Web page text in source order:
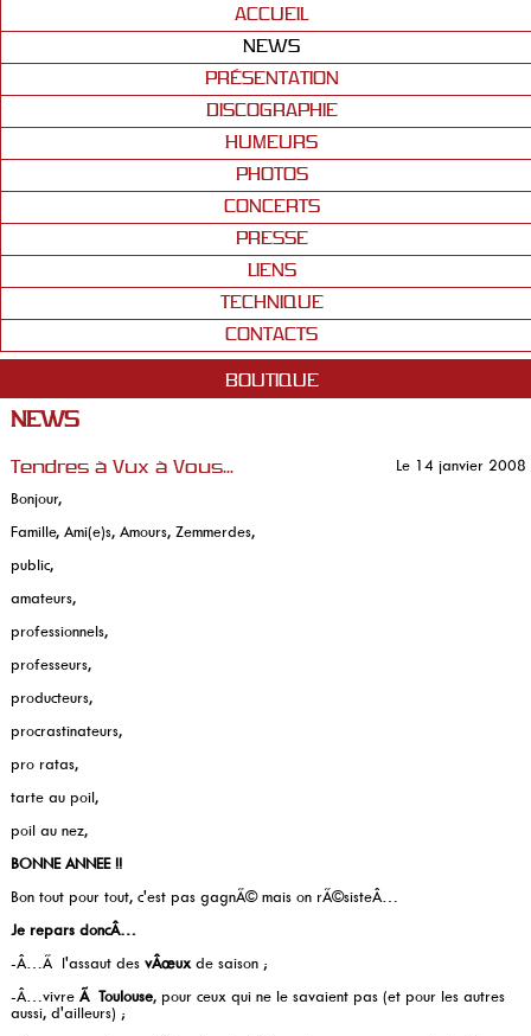
ACCUEIL
NEWS
PRÉSENTATION
DISCOGRAPHIE
HUMEURS
PHOTOS
CONCERTS
PRESSE
LIENS
TECHNIQUE
CONTACTS
BOUTIQUE
NEWS
Tendres à Vux à Vous...
Le 14 janvier 2008
Bonjour,
Famille, Ami(e)s, Amours, Zemmerdes,
public,
amateurs,
professionnels,
professeurs,
producteurs,
procrastinateurs,
pro ratas,
tarte au poil,
poil au nez,
BONNE ANNEE !!
Bon tout pour tout, c'est pas gagnÃ© mais on rÃ©sisteÂ…
Je repars doncÂ…
-Â…Ã l'assaut desvÂœuxde saison ;
-Â…vivreÃ Toulouse, pour ceux qui ne le savaient pas (et pour les autres
aussi, d'ailleurs) ;